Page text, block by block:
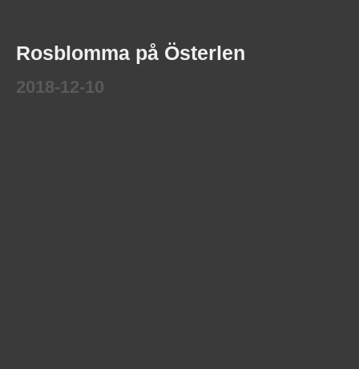
Rosblomma på Österlen
2018-12-10